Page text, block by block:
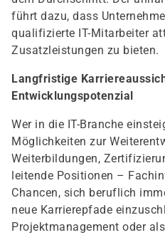
führt dazu, dass
qualifizierte IT-Mitarbeiter
Zusatzleistungen zu bieten.
Langfristige
Entwicklungspotenzial
Wer in die IT-Branche
Möglichkeiten zur
Weiterbildungen,
leitende Positionen –
Chancen, sich beruflich
neue Karrierepfade
Projektmanagement oder